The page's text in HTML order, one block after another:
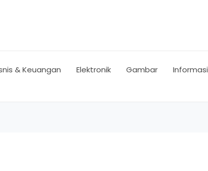
& Keuangan Elektronik Gambar
Informasi